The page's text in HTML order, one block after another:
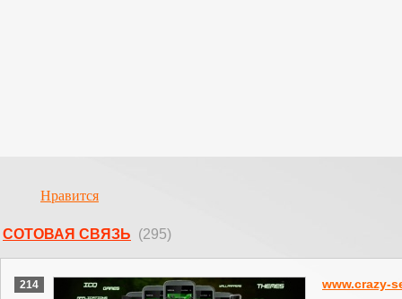
Нравится
СОТОВАЯ СВЯЗЬ (295)
214 www.crazy-